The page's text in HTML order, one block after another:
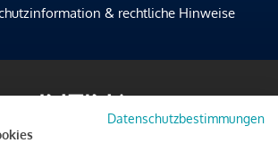
& rechtliche Hinweise
Datenschutzbestimmungen